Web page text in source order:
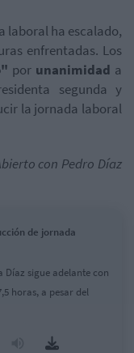
laboral ha escalado,
enfrentadas. Los
por unanimidad a
segunda y
la jornada laboral
con Pedro Díaz
de jornada
Díaz sigue adelante con
horas, a pesar del